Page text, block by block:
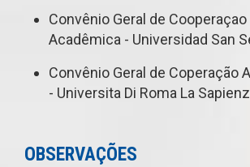
Convênio Geral de Cooperaçao
Acadêmica - Universidad San
Convênio Geral de Coperação
- Universita Di Roma La
OBSERVAÇÕES